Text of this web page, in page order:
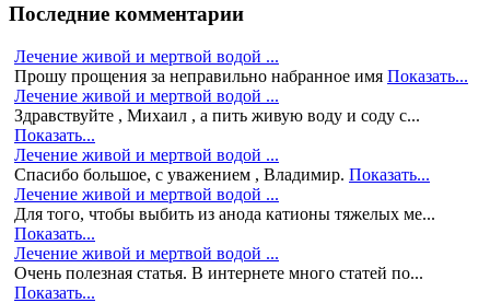
Последние комментарии
Лечение живой и мертвой водой ...
Прошу прощения за неправильно набранное имя Показать...
Лечение живой и мертвой водой ...
Здравствуйте , Михаил , а пить живую воду и соду с...
Показать...
Лечение живой и мертвой водой ...
Спасибо большое, с уважением , Владимир. Показать...
Лечение живой и мертвой водой ...
Для того, чтобы выбить из анода катионы тяжелых ме...
Показать...
Лечение живой и мертвой водой ...
Очень полезная статья. В интернете много статей по...
Показать...